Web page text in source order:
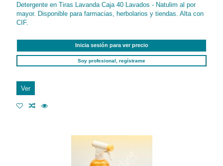
Detergente en Tiras Lavanda Caja 40 Lavados - Natulim al por
mayor. Disponible para farmacias, herbolarios y tiendas. Alta con
CIF.
Inicia sesión para ver precio
Soy profesional, regístrame
Ver